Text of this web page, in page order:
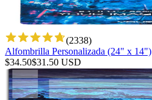
(2338)
Alfombrilla Personalizada (24" x 14")
$34.50$31.50 USD